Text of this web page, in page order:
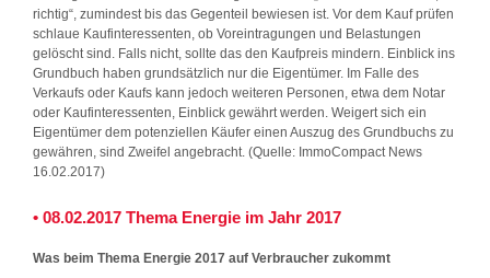
richtig“, zumindest bis das Gegenteil bewiesen ist. Vor dem Kauf prüfen
schlaue Kaufinteressenten, ob Voreintragungen und Belastungen
gelöscht sind. Falls nicht, sollte das den Kaufpreis mindern. Einblick ins
Grundbuch haben grundsätzlich nur die Eigentümer. Im Falle des
Verkaufs oder Kaufs kann jedoch weiteren Personen, etwa dem Notar
oder Kaufinteressenten, Einblick gewährt werden. Weigert sich ein
Eigentümer dem potenziellen Käufer einen Auszug des Grundbuchs zu
gewähren, sind Zweifel angebracht. (Quelle: ImmoCompact News
16.02.2017)
• 08.02.2017 Thema Energie im Jahr 2017
Was beim Thema Energie 2017 auf Verbraucher zukommt